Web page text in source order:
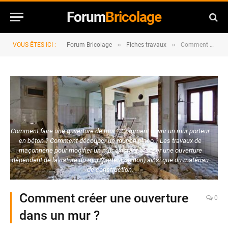
ForumBricolage
VOUS ÊTES ICI : Forum Bricolage » Fiches travaux » Comment créer une ouverture dans un mur ?
Comment faire une ouverture de mur ? Comment ouvrir un mur porteur
en béton ? Comment découper un mur en placo ? Les travaux de
maçonnerie pour modifier un mur existant et créer une ouverture
dépendent de la nature du mur (porteur ou non) ainsi que du matériau
de construction.
Comment créer une ouverture
dans un mur ?
0